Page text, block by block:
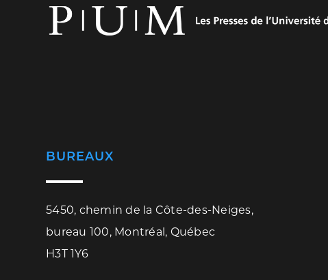
BUREAUX
5450, chemin de la Côte-des-Neiges,
bureau 100, Montréal, Québec
H3T 1Y6